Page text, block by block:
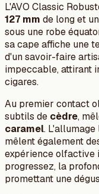
L'AVO Classic
127 mm de long et
sous une robe
sa cape affiche une
d'un savoir-faire
impeccable, attirant
cigares.
Au premier contact
subtils de cèdre,
caramel.
mêlent également
expérience olfactive
progressez, la
promettant une